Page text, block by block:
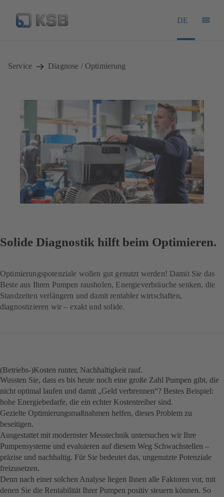
DE
Service Diagnose / Optimierung
Solide Diagnostik hilft beim Optimieren.
Optimierungspotenziale wollen gut genutzt werden! Damit Sie das
Beste aus Ihren Pumpen rausholen, Energieverbräuche senken, die
Standzeiten verlängern und damit rentabler wirtschaften,
diagnostizieren wir – exakt und solide.
(Betriebs-)Kosten runter, Nachhaltigkeit rauf.
Wussten Sie, dass es bis heute noch eine große Zahl Pumpen gibt, die
nicht optimal laufen und damit „Geld verbrennen“? Bestes Beispiel:
hohe Energiebedarfe, die ein echter Kostentreiber sind.
Gezielte Optimierungsmaßnahmen helfen, dieses Problem zu
beseitigen.
Ausgestattet mit modernster Messtechnik untersuchen wir Ihre
Pumpensysteme und evaluieren auf diesem Weg Schwachstellen –
präzise und nachhaltig. Für Sie bedeutet das, ungenutzte Potenziale
freizusetzen.
Denn nach einer solchen Analyse liegen Ihnen alle Faktoren vor, mit
denen Sie die Rentabilität Ihrer Pumpen positiv steuern können. So